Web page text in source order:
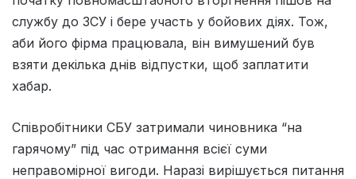
службу до ЗСУ і бере участь у бойових діях. Тож,
аби його фірма працювала, він вимушений був
взяти декілька днів відпустки, щоб заплатити
хабар.
Співробітники СБУ затримали чиновника “на
гарячому” під час отримання всієї суми
неправомірної вигоди. Наразі вирішується питання